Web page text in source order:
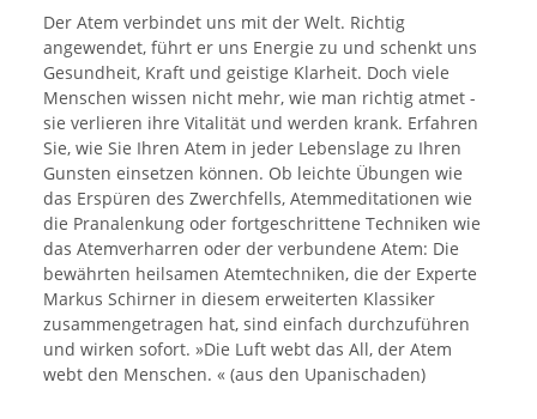
Der Atem verbindet uns mit der Welt. Richtig
angewendet, führt er uns Energie zu und schenkt uns
Gesundheit, Kraft und geistige Klarheit. Doch viele
Menschen wissen nicht mehr, wie man richtig atmet -
sie verlieren ihre Vitalität und werden krank. Erfahren
Sie, wie Sie Ihren Atem in jeder Lebenslage zu Ihren
Gunsten einsetzen können. Ob leichte Übungen wie
das Erspüren des Zwerchfells, Atemmeditationen wie
die Pranalenkung oder fortgeschrittene Techniken wie
das Atemverharren oder der verbundene Atem: Die
bewährten heilsamen Atemtechniken, die der Experte
Markus Schirner in diesem erweiterten Klassiker
zusammengetragen hat, sind einfach durchzuführen
und wirken sofort. »Die Luft webt das All, der Atem
webt den Menschen. « (aus den Upanischaden)